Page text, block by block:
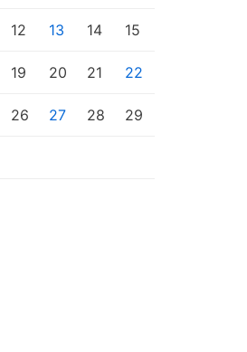
12 13 14 15
19 20 21 22
26 27 28 29